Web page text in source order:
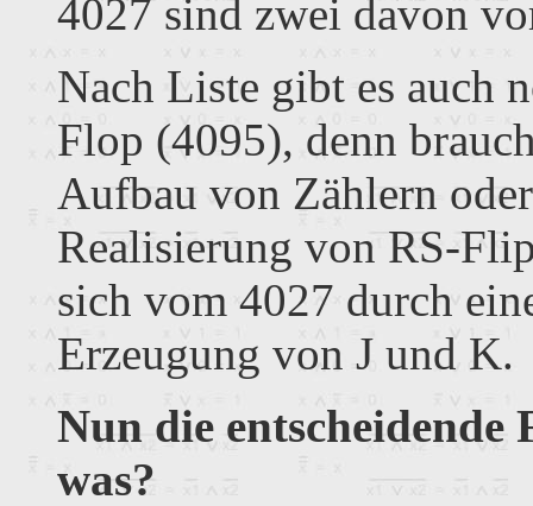
4027 sind zwei davon
Nach Liste gibt es auch
Flop (4095), denn
Aufbau von Zählern
Realisierung von RS-
sich vom 4027 durch
Erzeugung von J und K.
Nun die entscheidende
was?